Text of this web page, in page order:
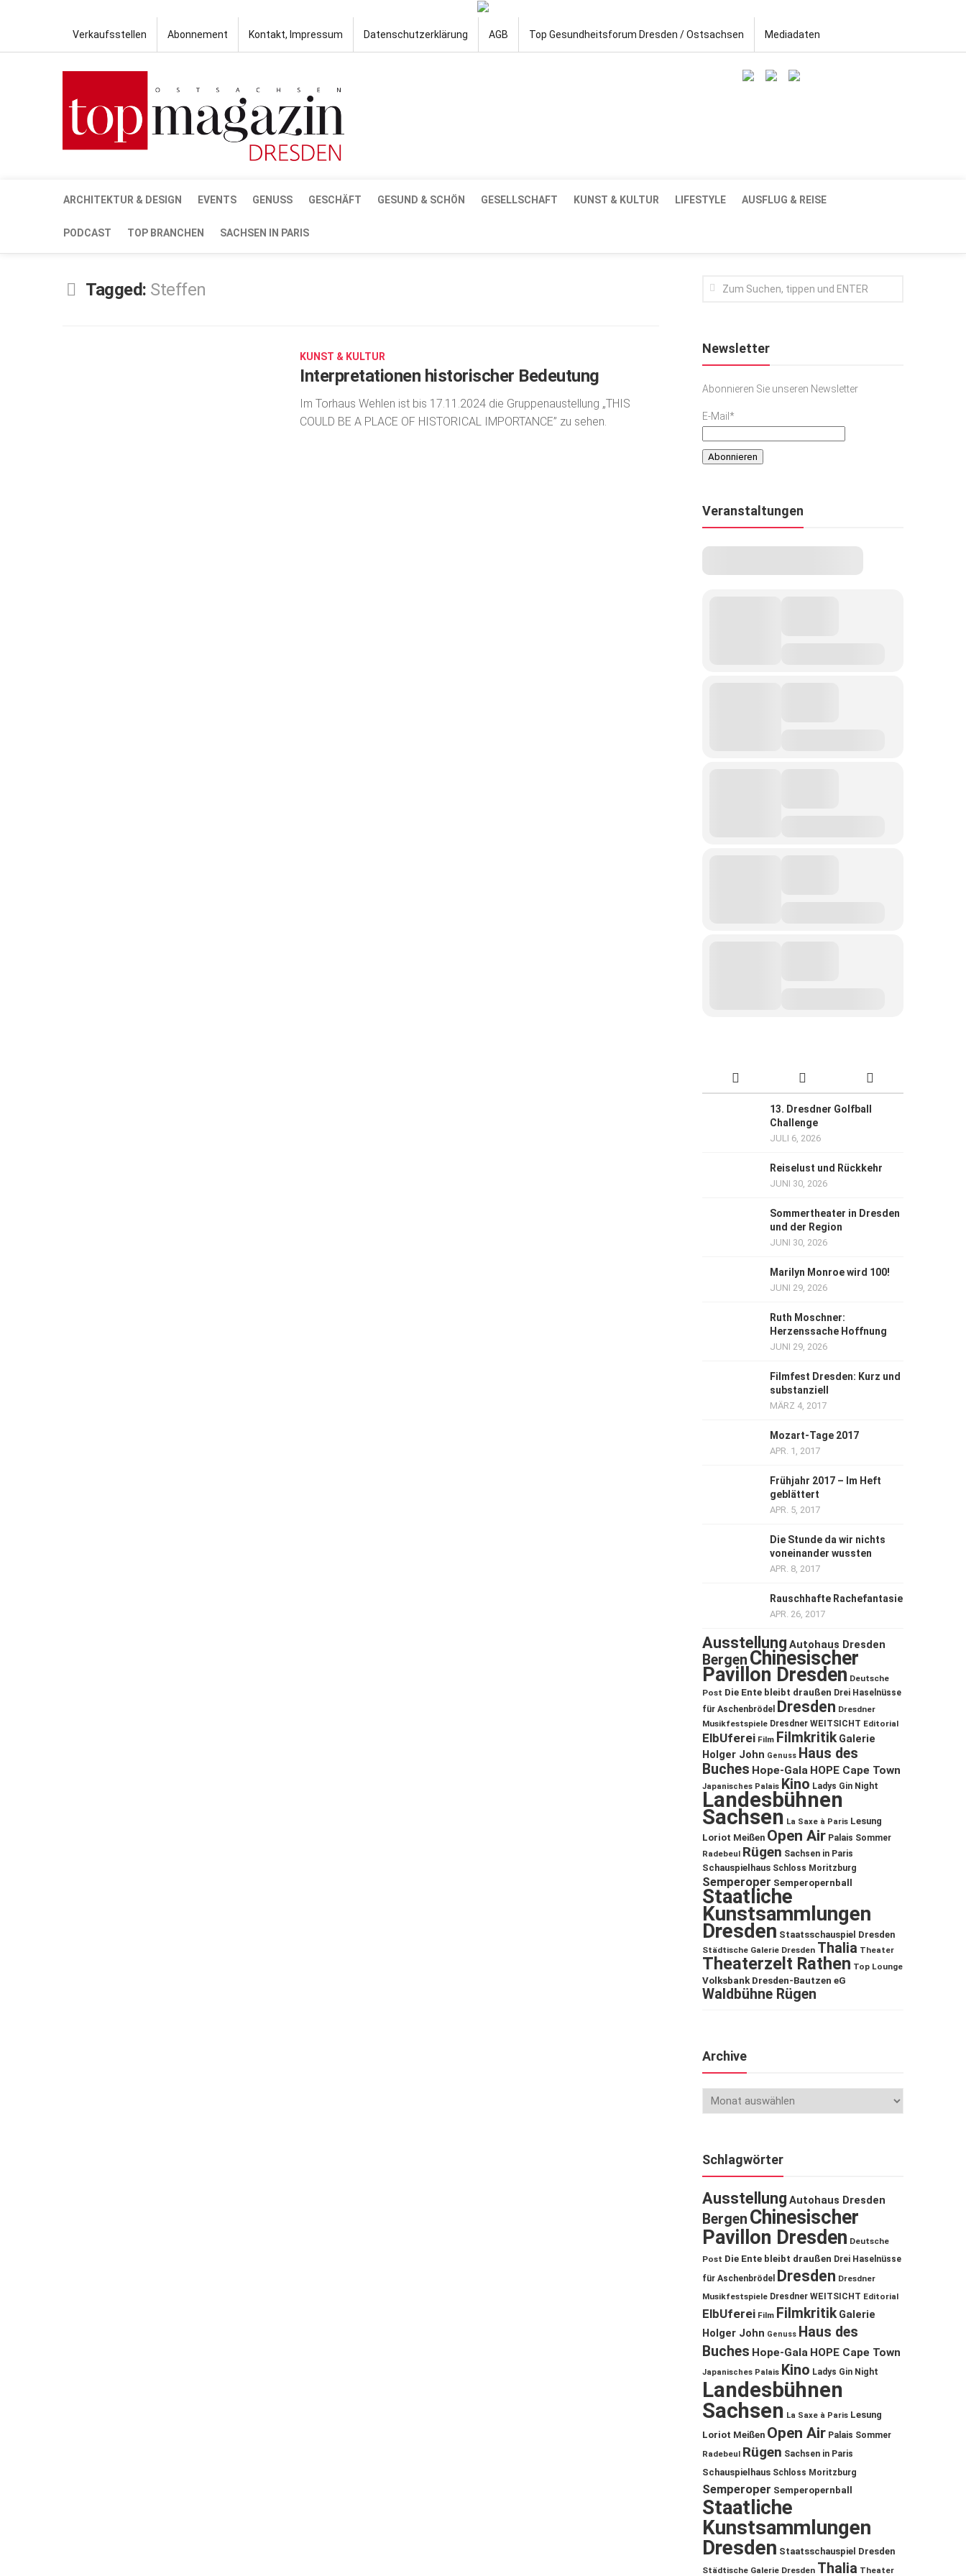
Verkaufsstellen Abonnement Kontakt, Impressum Datenschutzerklärung AGB Top Gesundheitsforum Dresden / Ostsachsen Mediadaten
ARCHITEKTUR & DESIGN EVENTS GENUSS GESCHÄFT GESUND & SCHÖN GESELLSCHAFT KUNST & KULTUR LIFESTYLE AUSFLUG & REISE
PODCAST TOP BRANCHEN SACHSEN IN PARIS
Tagged: Steffen
KUNST & KULTUR
Interpretationen historischer Bedeutung
Im Torhaus Wehlen ist bis 17.11.2024 die Gruppenaustellung „THIS
COULD BE A PLACE OF HISTORICAL IMPORTANCE” zu sehen.
Newsletter
Abonnieren Sie unseren Newsletter
E-Mail*
Veranstaltungen
13. Dresdner Golfball
Challenge
JULI 6, 2026
Reiselust und Rückkehr
JUNI 30, 2026
Sommertheater in Dresden
und der Region
JUNI 30, 2026
Marilyn Monroe wird 100!
JUNI 29, 2026
Ruth Moschner:
Herzenssache Hoffnung
JUNI 29, 2026
Filmfest Dresden: Kurz und
substanziell
MÄRZ 4, 2017
Mozart-Tage 2017
APR. 1, 2017
Frühjahr 2017 – Im Heft
geblättert
APR. 5, 2017
Die Stunde da wir nichts
voneinander wussten
APR. 8, 2017
Rauschhafte Rachefantasie
APR. 26, 2017
Ausstellung Autohaus Dresden
Bergen Chinesischer
Pavillon Dresden Deutsche
Post Die Ente bleibt draußen Drei Haselnüsse
für Aschenbrödel
Dresden Dresdner
Musikfestspiele Dresdner WEITSICHT Editorial
ElbUferei Film Filmkritik Galerie
Holger John Genuss Haus des
Buches Hope-Gala HOPE Cape Town
Japanisches Palais Kino Ladys Gin Night
Landesbühnen
Sachsen La Saxe à Paris Lesung
Loriot Meißen Open Air Palais Sommer
Radebeul Rügen Sachsen in Paris
Schauspielhaus Schloss Moritzburg
Semperoper Semperopernball
Staatliche
Kunstsammlungen
Dresden Staatsschauspiel Dresden
Städtische Galerie Dresden Thalia Theater
Theaterzelt Rathen Top Lounge
Volksbank Dresden-Bautzen eG
Waldbühne Rügen
Archive
Schlagwörter
Ausstellung Autohaus Dresden
Bergen Chinesischer
Pavillon Dresden Deutsche
Post Die Ente bleibt draußen Drei Haselnüsse
für Aschenbrödel
Dresden Dresdner
Musikfestspiele Dresdner WEITSICHT Editorial
ElbUferei Film Filmkritik Galerie
Holger John Genuss Haus des
Buches Hope-Gala HOPE Cape Town
Japanisches Palais Kino Ladys Gin Night
Landesbühnen
Sachsen La Saxe à Paris Lesung
Loriot Meißen Open Air Palais Sommer
Radebeul Rügen Sachsen in Paris
Schauspielhaus Schloss Moritzburg
Semperoper Semperopernball
Staatliche
Kunstsammlungen
Dresden Staatsschauspiel Dresden
Städtische Galerie Dresden Thalia Theater